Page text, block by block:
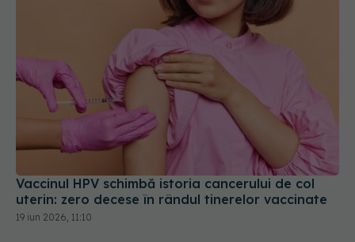
Vaccinul HPV schimbă istoria cancerului de col
uterin: zero decese în rândul tinerelor vaccinate
19 iun 2026, 11:10